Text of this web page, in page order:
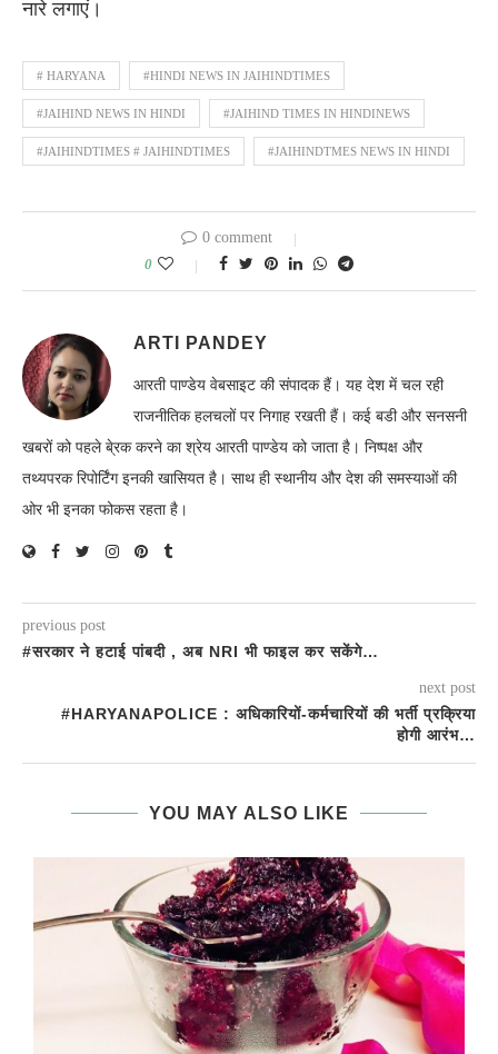
नारे लगाएं।
# HARYANA #HINDI NEWS IN JAIHINDTIMES
#JAIHIND NEWS IN HINDI #JAIHIND TIMES IN HINDINEWS
#JAIHINDTIMES # JAIHINDTIMES #JAIHINDTMES NEWS IN HINDI
0 comment
0
ARTI PANDEY
आरती पाण्डेय वेबसाइट की संपादक हैं। यह देश में चल रही
राजनीतिक हलचलों पर निगाह रखती हैं। कई बडी और सनसनी
खबरों को पहले बे्रक करने का श्रेय आरती पाण्डेय को जाता है। निष्पक्ष और
तथ्यपरक रिपोर्टिंग इनकी खासियत है। साथ ही स्थानीय और देश की समस्याओं की
ओर भी इनका फोकस रहता है।
previous post
#सरकार ने हटाई पांबदी , अब NRI भी फाइल कर सकेंगे…
next post
#HARYANAPOLICE : अधिकारियों-कर्मचारियों की भर्ती प्रक्रिया
होगी आरंभ…
YOU MAY ALSO LIKE